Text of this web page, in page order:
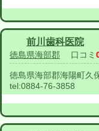
前川歯科医院
徳島県海部郡 口コミ
徳島県海部郡海陽町久
tel:0884-76-3858